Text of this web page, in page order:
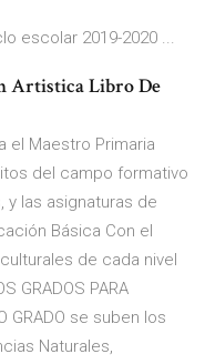
escolar 2019-2020 ...
Artistica Libro De
el Maestro Primaria
del campo formativo
y las asignaturas de
Básica Con el
de cada nivel
GRADOS PARA
GRADO se suben los
Naturales,